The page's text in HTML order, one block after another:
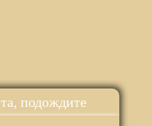
подождите